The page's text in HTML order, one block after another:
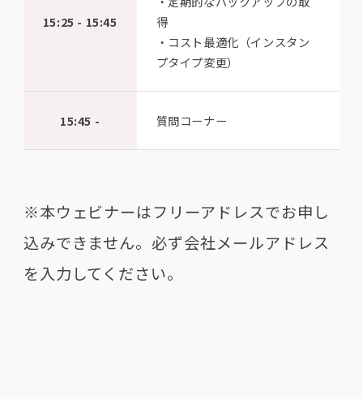
15:25 - 15:45
得
・コスト最適化（インスタン
プタイプ変更）
15:45 - 質問コーナー
※本ウェビナーはフリーアドレスでお申し
込みできません。必ず会社メールアドレス
を入力してください。